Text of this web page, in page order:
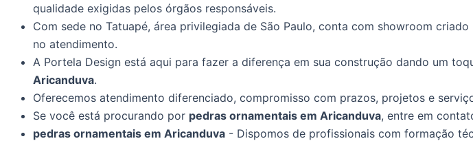
qualidade exigidas pelos órgãos responsáveis.
Com sede no Tatuapé, área privilegiada de São Paulo, conta com showroom
no atendimento.
A Portela Design está aqui para fazer a diferença em sua construção dando um
Aricanduva.
Oferecemos atendimento diferenciado, compromisso com prazos, projetos e
Se você está procurando por pedras ornamentais em Aricanduva, entre em
pedras ornamentais em Aricanduva - Dispomos de profissionais com formação